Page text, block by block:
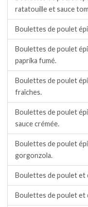
ratatouille et sauce
Boulettes de poulet
Boulettes de poulet
paprika fumé.
Boulettes de poulet
fraîches.
Boulettes de poulet
sauce crémée.
Boulettes de poulet
gorgonzola.
Boulettes de poulet et
Boulettes de poulet et